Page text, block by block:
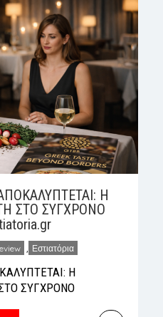
κουζίνα
που
Η
ΣΤΟ ΣΥΓΧΡΟΝΟ
Εστιατόρια
Η
ΣΥΓΧΡΟΝΟ